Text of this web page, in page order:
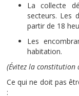
La collecte
secteurs. Les
partir de 18
Les
habitation.
(Évitez la constitution
Ce qui ne doit pas
: